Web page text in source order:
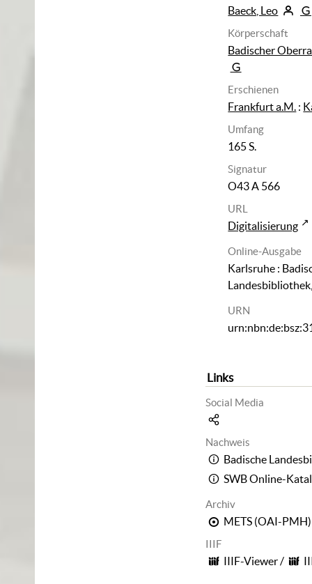
Baeck, Leo
Körperschaft
Badischer
Erschienen
Frankfurt a.M. :
Umfang
165 S.
Signatur
O43 A 566
URL
Digitalisierung
Online-Ausgabe
Karlsruhe :
URN
Links
Social Media
Nachweis
Badische
SWB Online-
Archiv
METS (OAI-PMH)
IIIF
IIIF-Viewer/